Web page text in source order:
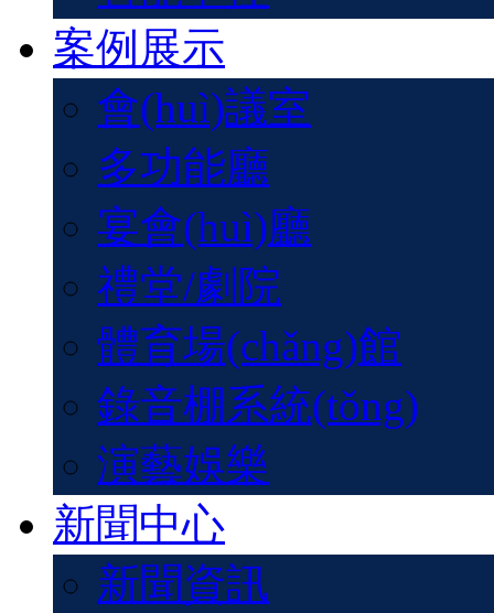
案例展示
會(huì)議室
多功能廳
宴會(huì)廳
禮堂/劇院
體育場(chǎng)館
錄音棚系統(tǒng)
演藝娛樂
新聞中心
新聞資訊